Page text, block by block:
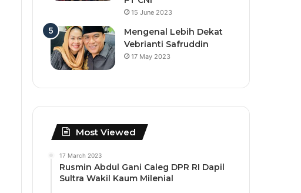
15 June 2023
Mengenal Lebih Dekat
Vebrianti Safruddin
17 May 2023
Most Viewed
17 March 2023
Rusmin Abdul Gani Caleg DPR RI Dapil
Sultra Wakil Kaum Milenial